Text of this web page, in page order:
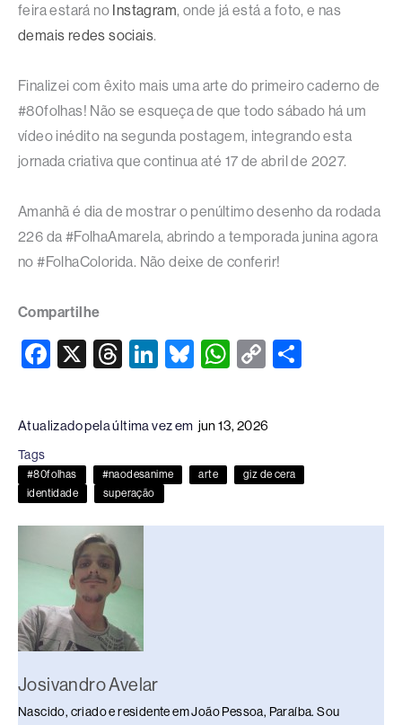
feira estará no Instagram, onde já está a foto, e nas
demais redes sociais.
Finalizei com êxito mais uma arte do primeiro caderno de
#80folhas! Não se esqueça de que todo sábado há um
vídeo inédito na segunda postagem, integrando esta
jornada criativa que continua até 17 de abril de 2027.
Amanhã é dia de mostrar o penúltimo desenho da rodada
226 da #FolhaAmarela, abrindo a temporada junina agora
no #FolhaColorida. Não deixe de conferir!
Compartilhe
F
c
e
b
o
o
X
T
e
a
d
s
Li
e
dI
n
Bl
e
sk
y
W
at
s
A
p
C
p
y
Li
k
Atualizado pela última vez em jun 13, 2026
Tags
#80folhas #naodesanime arte
giz de cera
identidade
superação
Josivandro Avelar
Nascido, criado e residente em João Pessoa, Paraíba. Sou